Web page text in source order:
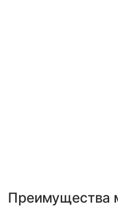
Преимущества